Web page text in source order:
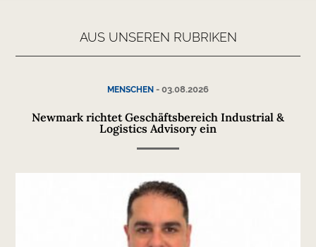
AUS UNSEREN RUBRIKEN
MENSCHEN - 03.08.2026
Newmark richtet Geschäftsbereich Industrial &
Logistics Advisory ein